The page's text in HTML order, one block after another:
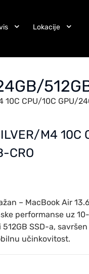
Lokacije
CPU/10C GPU/
M4 10C
CRO
– MacBook Air
performanse uz 10-
SSD-a,
učinkovitost.